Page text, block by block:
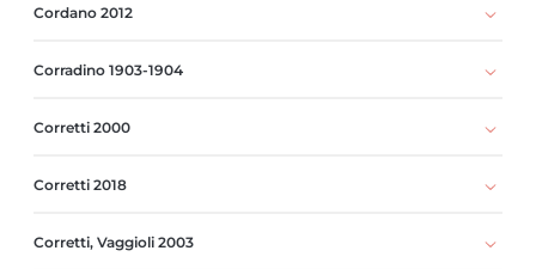
Cordano 2012
Corradino 1903-1904
Corretti 2000
Corretti 2018
Corretti, Vaggioli 2003